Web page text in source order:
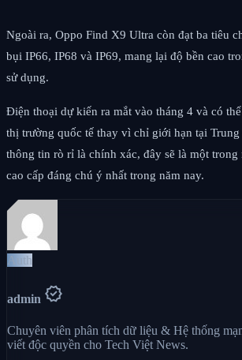
Ngoài ra, Oppo Find X9 Ultra còn đạt ba tiêu
bụi IP66, IP68 và IP69, mang lại độ bền cao
sử dụng.
Điện thoại dự kiến ra mắt vào tháng 4 và có
thị trường quốc tế thay vì chỉ giới hạn tại Trung
thông tin rò rỉ là chính xác, đây sẽ là một trong
cao cấp đáng chú ý nhất trong năm nay.
Auth
admin verified
Chuyên viên phân tích dữ liệu & Hệ thống
viết độc quyền cho Tech Việt News.